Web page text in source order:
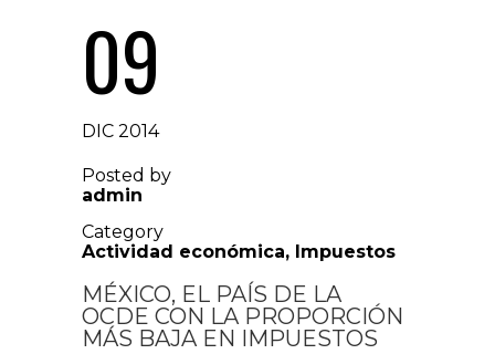
09
DIC 2014
Posted by
admin
Category
Actividad económica, Impuestos
MÉXICO, EL PAÍS DE LA
OCDE CON LA PROPORCIÓN
MÁS BAJA EN IMPUESTOS